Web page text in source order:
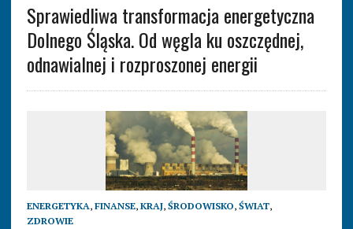
Sprawiedliwa transformacja energetyczna
Dolnego Śląska. Od węgla ku oszczędnej,
odnawialnej i rozproszonej energii
ENERGETYKA, FINANSE, KRAJ, ŚRODOWISKO, ŚWIAT,
ZDROWIE